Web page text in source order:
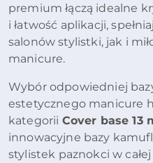
premium łączą idealne
i łatwość aplikacji,
salonów stylistki, jak i
manicure.
Wybór odpowiedniej
estetycznego manicure
kategorii Cover base 13
innowacyjne bazy
stylistek paznokci w